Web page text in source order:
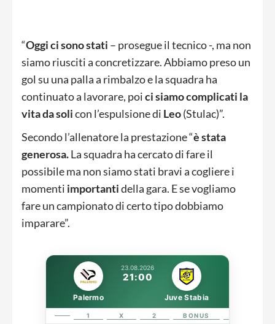
“Oggi ci sono stati – prosegue il tecnico -, ma non
siamo riusciti a concretizzare. Abbiamo preso un
gol su una palla a rimbalzo e la squadra ha
continuato a lavorare, poici siamo complicati la
vita da solicon l’espulsione di Leo(Stulac)”.
Secondo l’allenatore la prestazione “è stata
generosa.La squadra ha cercato di fare il
possibile ma non siamo stati bravi a cogliere i
momenti importantidella gara. E se vogliamo
fare un campionato di certo tipo dobbiamo
imparare”.
23.08.2026
21:00
Palermo Juve Stabia
1 X 2 BONUS